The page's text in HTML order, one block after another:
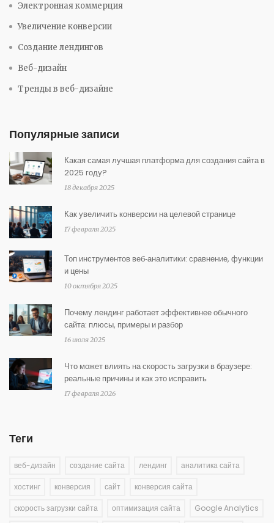
Электронная коммерция
Увеличение конверсии
Создание лендингов
Веб-дизайн
Тренды в веб-дизайне
Популярные записи
Какая самая лучшая платформа для создания сайта в
2025 году?
18 декабря 2025
Как увеличить конверсии на целевой странице
17 февраля 2025
Топ инструментов веб‑аналитики: сравнение, функции
и цены
10 октября 2025
Почему лендинг работает эффективнее обычного
сайта: плюсы, примеры и разбор
16 июля 2025
Что может влиять на скорость загрузки в браузере:
реальные причины и как это исправить
17 февраля 2026
Теги
веб-дизайн создание сайта лендинг аналитика сайта
хостинг конверсия сайт конверсия сайта
скорость загрузки сайта оптимизация сайта Google Analytics